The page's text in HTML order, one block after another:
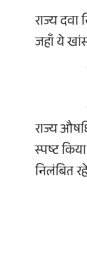
राज्य दवा
जहाँ ये
राज्य
स्पष्ट
निलंबित